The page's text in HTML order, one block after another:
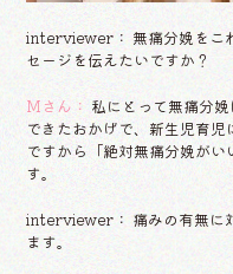
interviewer： 無痛分娩をこ
セージを伝えたいですか？
Mさん： 私にとって無痛分
できたおかげで、新生児育児
ですから「絶対無痛分娩が
す。
interviewer： 痛みの有無に
ます。